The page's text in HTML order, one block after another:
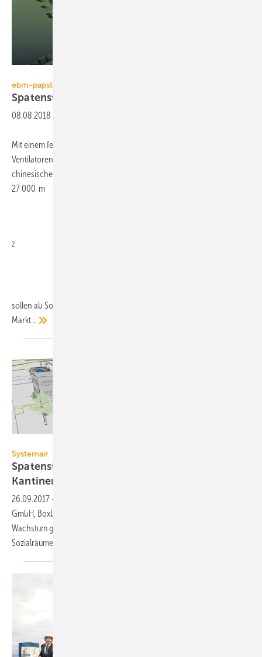
ebm-papst
Spatenstich für neues Werk in
08.08.2018
Mit einem feierlichen Spatenstich hat ebm-papst, Weltmarktführer bei
Ventilatoren und Motoren, den Bau eines neuen Werks im
chinesischen Xi‘an, Hauptstadt der Provinz Shaanxi, gestartet. Auf
27 000 m
2
sollen ab Sommer 2019 Ventilatorlösungen für den asiatischen
Markt...
Systemair
Spatenstich für neues Büro- und
Kantinengebäude
26.09.2017 -
GmbH, Boxberg-Windischbuch, die Weichen für das geplante
Wachstum gestellt. Das neue Bürogebäude mit Kantine und
Sozialräumen wird eine Gesamtfläche von 1950 m